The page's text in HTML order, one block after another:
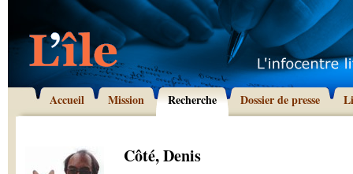
Accueil Mission Recherche Dossier de presse
Côté, Denis